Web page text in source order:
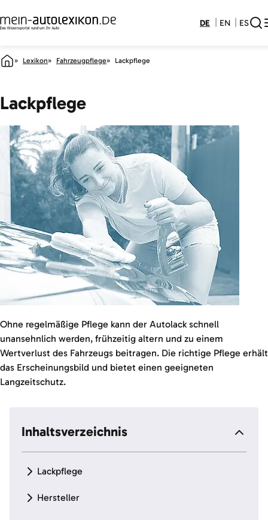
DE EN ES
Lexikon Fahrzeugpflege Lackpflege
Lackpflege
Ohne regelmäßige Pflege kann der Autolack schnell
unansehnlich werden, frühzeitig altern und zu einem
Wertverlust des Fahrzeugs beitragen. Die richtige Pflege erhält
das Erscheinungsbild und bietet einen geeigneten
Langzeitschutz.
Inhaltsverzeichnis
Lackpflege
Hersteller